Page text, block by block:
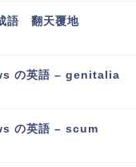
語 翻天覆地
の英語 – genitalia
の英語 – scum